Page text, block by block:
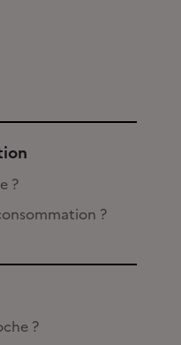
?
?
?